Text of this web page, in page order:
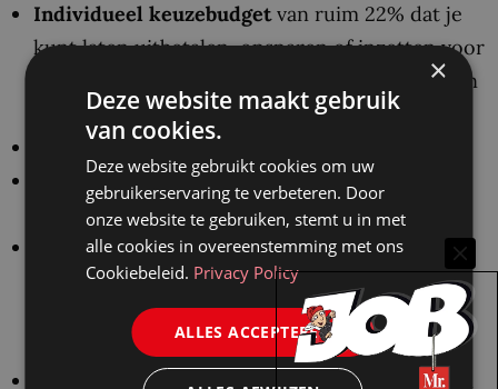
Individueel keuzebudgetvan ruim 22% dat je
kunt laten uitbetalen, opsparen of inzetten voor
extra verlof, een 13e maand of bijvoorbeeld een
nieuwe fiets;
Uitzicht op een vast dienstverband
Persoonlijk ontwikkelingsbudgetvan € 6.000
per vijf jaar, waarvan je zelf de inzet bepaalt;
valt onder de CAO Provincies, met ruime
vergoedingen voor thuiswerken, een
sportvergoeding van €300 per jaar en
vitaliteitsinitiatieven;
100% reiskostenvergoeding op basis van OV en
×
Deze website maakt gebruik
van cookies.
Deze website gebruikt cookies om uw
gebruikerservaring te verbeteren. Door
onze website te gebruiken, stemt u in met
alle cookies in overeenstemming met ons
Cookiebeleid. Privacy Policy
ALLES ACCEPTEREN